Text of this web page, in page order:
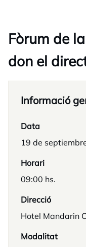
Fòrum de
don el
Informació
Data
19 de
Horari
09:00 hs.
Direcció
Hotel Mandarin
Modalitat